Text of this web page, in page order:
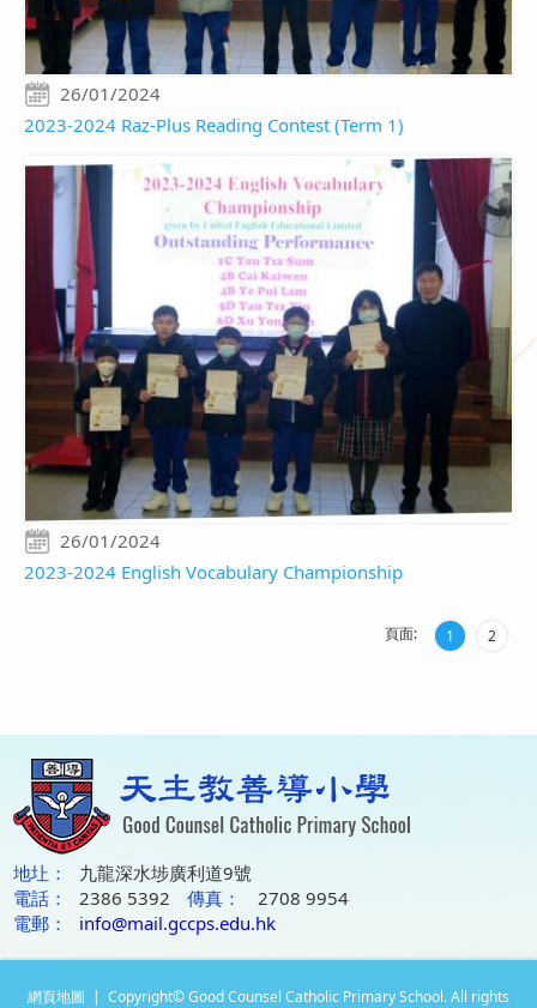
26/01/2024
2023-2024 Raz-Plus Reading Contest (Term 1)
26/01/2024
2023-2024 English Vocabulary Championship
頁面: 1 2
地圵：
九龍深水埗廣利道9號
電話：
2386 5392 傳真：
2708 9954
電郵：
info@mail.gccps.edu.hk
網頁地圖 | Copyright© Good Counsel Catholic Primary School. All rights